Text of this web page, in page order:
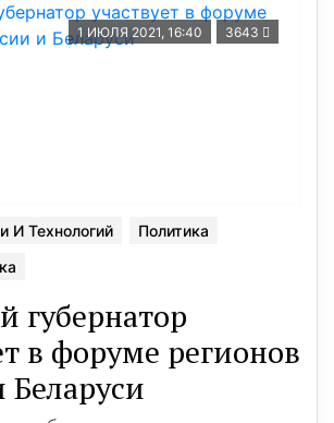
1 ИЮЛЯ 2021, 16:40 3643
И Технологий
Политика
губернатор
в форуме регионов
Беларуси